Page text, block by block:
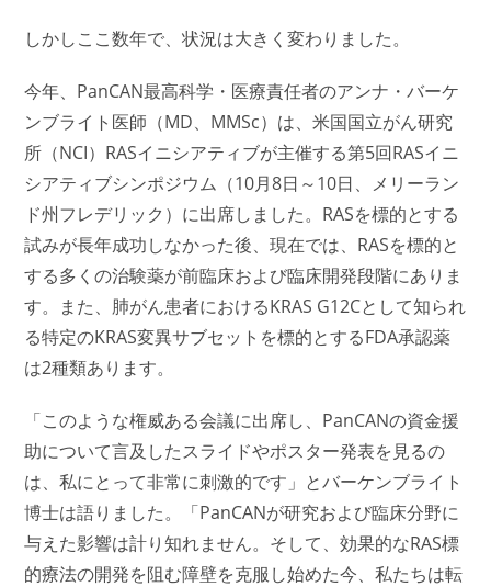
しかしここ数年で、状況は大きく変わりました。
今年、PanCAN最高科学・医療責任者のアンナ・バーケ
ンブライト医師（MD、MMSc）は、米国国立がん研究
所（NCI）RASイニシアティブが主催する第5回RASイニ
シアティブシンポジウム（10月8日～10日、メリーラン
ド州フレデリック）に出席しました。RASを標的とする
試みが長年成功しなかった後、現在では、RASを標的と
する多くの治験薬が前臨床および臨床開発段階にありま
す。また、肺がん患者におけるKRAS G12Cとして知られ
る特定のKRAS変異サブセットを標的とするFDA承認薬
は2種類あります。
「このような権威ある会議に出席し、PanCANの資金援
助について言及したスライドやポスター発表を見るの
は、私にとって非常に刺激的です」とバーケンブライト
博士は語りました。「PanCANが研究および臨床分野に
与えた影響は計り知れません。そして、効果的なRAS標
的療法の開発を阻む障壁を克服し始めた今、私たちは転